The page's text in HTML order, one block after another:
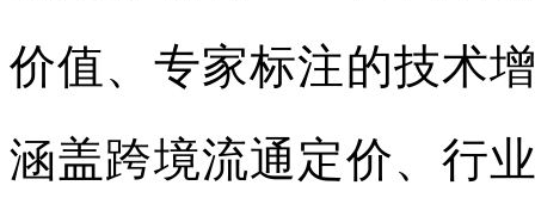
价值、专家标注的技术
涵盖跨境流通定价、行